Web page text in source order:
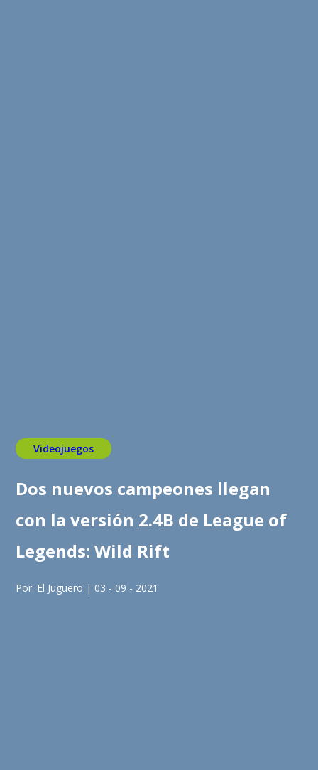
Videojuegos
Dos nuevos campeones llegan
con la versión 2.4B de League of
Legends: Wild Rift
Por: El Juguero | 03 - 09 - 2021